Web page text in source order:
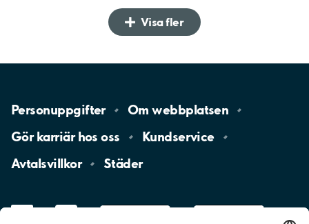
Visa fler
Personuppgifter Omwebbplatsen
Gör karriär hososs
Kundservice
Avtalsvillkor
Städer